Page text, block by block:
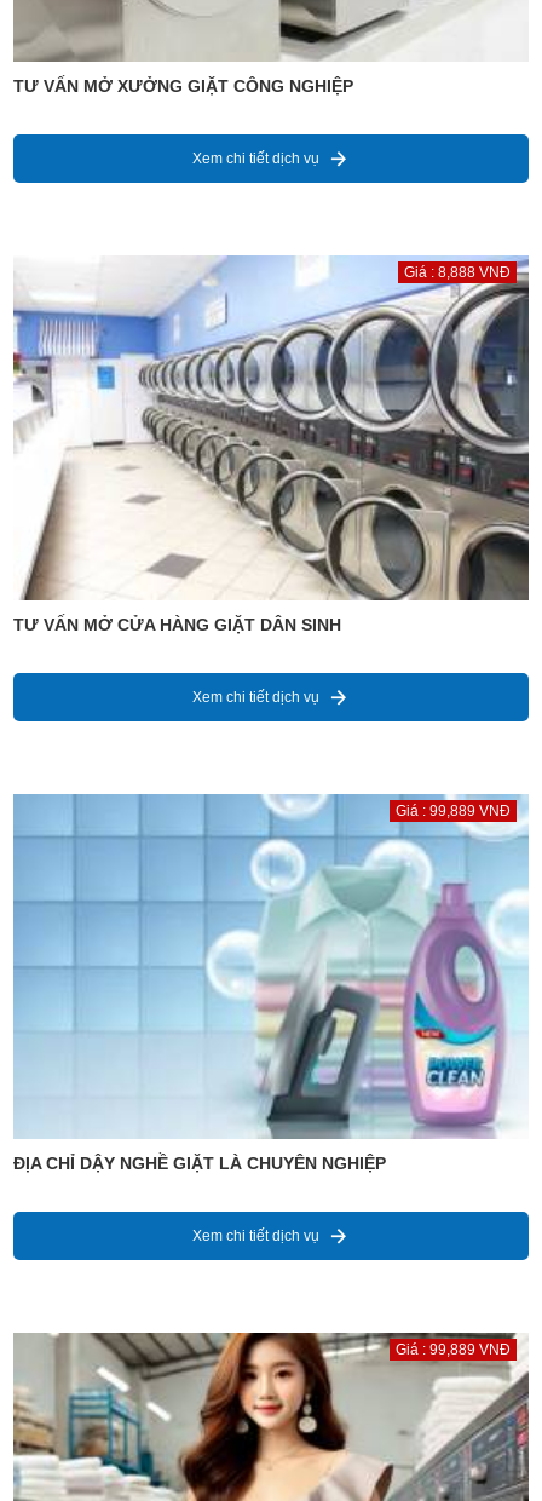
TƯ VẤN MỞ XƯỞNG GIẶT CÔNG NGHIỆP
Xem chi tiết dịch vụ
Giá : 8,888 VNĐ
TƯ VẤN MỞ CỬA HÀNG GIẶT DÂN SINH
Xem chi tiết dịch vụ
Giá : 99,889 VNĐ
ĐỊA CHỈ DẬY NGHỀ GIẶT LÀ CHUYÊN NGHIỆP
Xem chi tiết dịch vụ
Giá : 99,889 VNĐ